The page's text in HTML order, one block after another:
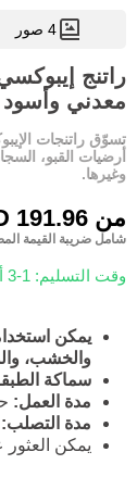
4 صور
راتنج
معدني وأسود
تسوّق راتنجات
أرضيات القبو،
وغيرها.
من
شامل ضريبة القيمة
وقت التسليم: 1-3 أيام العمل
يمكن
والخشب،
سماكة
مدة العمل:
مدة التصلب:
يمكن